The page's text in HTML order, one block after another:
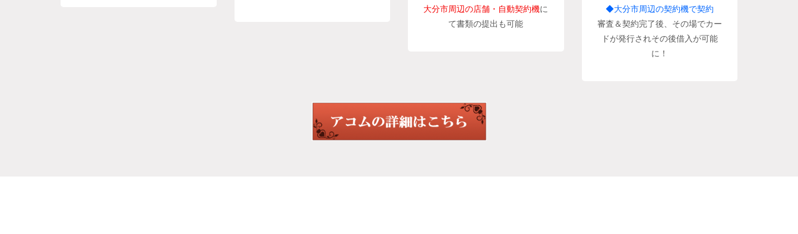
大分市周辺の店舗・自動契約機に
て書類の提出も可能
◆大分市周辺の契約機で契約
審査＆契約完了後、その場でカー
ドが発行されその後借入が可能
に！